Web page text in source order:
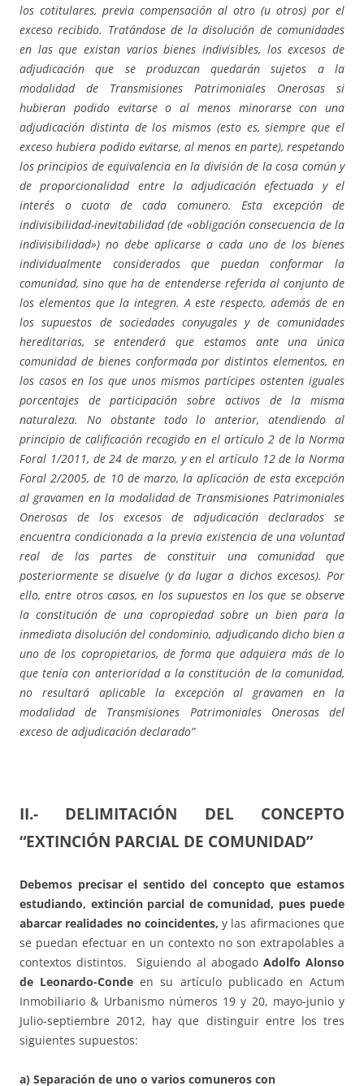
los cotitulares, previa compensación al otro (u otros) por el
exceso recibido. Tratándose de la disolución de comunidades
en las que existan varios bienes indivisibles, los excesos de
adjudicación que se produzcan quedarán sujetos a la
modalidad de Transmisiones Patrimoniales Onerosas si
hubieran podido evitarse o al menos minorarse con una
adjudicación distinta de los mismos (esto es, siempre que el
exceso hubiera podido evitarse, al menos en parte), respetando
los principios de equivalencia en la división de la cosa común y
de proporcionalidad entre la adjudicación efectuada y el
interés o cuota de cada comunero. Esta excepción de
indivisibilidad-inevitabilidad (de «obligación consecuencia de la
indivisibilidad») no debe aplicarse a cada uno de los bienes
individualmente considerados que puedan conformar la
comunidad, sino que ha de entenderse referida al conjunto de
los elementos que la integren. A este respecto, además de en
los supuestos de sociedades conyugales y de comunidades
hereditarias, se entenderá que estamos ante una única
comunidad de bienes conformada por distintos elementos, en
los casos en los que unos mismos partícipes ostenten iguales
porcentajes de participación sobre activos de la misma
naturaleza. No obstante todo lo anterior, atendiendo al
principio de calificación recogido en el artículo 2 de la Norma
Foral 1/2011, de 24 de marzo, y en el artículo 12 de la Norma
Foral 2/2005, de 10 de marzo, la aplicación de esta excepción
al gravamen en la modalidad de Transmisiones Patrimoniales
Onerosas de los excesos de adjudicación declarados se
encuentra condicionada a la previa existencia de una voluntad
real de las partes de constituir una comunidad que
posteriormente se disuelve (y da lugar a dichos excesos). Por
ello, entre otros casos, en los supuestos en los que se observe
la constitución de una copropiedad sobre un bien para la
inmediata disolución del condominio, adjudicando dicho bien a
uno de los copropietarios, de forma que adquiera más de lo
que tenía con anterioridad a la constitución de la comunidad,
no resultará aplicable la excepción al gravamen en la
modalidad de Transmisiones Patrimoniales Onerosas del
exceso de adjudicación declarado”
II.- DELIMITACIÓN DEL CONCEPTO
“EXTINCIÓN PARCIAL DE COMUNIDAD”
Debemos precisar el sentido del concepto que estamos
estudiando, extinción parcial de comunidad, pues puede
abarcar realidades no coincidentes, y las afirmaciones que
se puedan efectuar en un contexto no son extrapolables a
contextos distintos. Siguiendo al abogado Adolfo Alonso
de Leonardo-Conde en su artículo publicado en Actum
Inmobiliario & Urbanismo números 19 y 20, mayo-junio y
Julio-septiembre 2012, hay que distinguir entre los tres
siguientes supuestos:
a) Separación de uno o varios comuneros con